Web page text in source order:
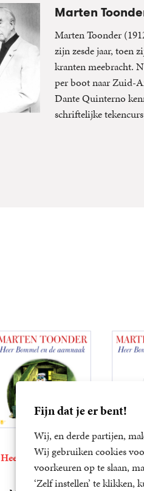
Fijn dat je er bent!
Wij, en derde partijen,
Wij gebruiken cookies
voorkeuren op te slaan,
‘Zelf instellen’ te klikken,
Marten
Marten Toonder
zijn zesde jaar, toen
kranten meebracht.
per boot naar Zuid-
Dante Quinterno
schriftelijke
Heer Bommel en de
aamnaak
Heer